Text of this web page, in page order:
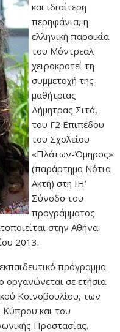
και ιδιαίτερη
περηφάνια, η
ελληνική παροικία
του Μόντρεαλ
χειροκροτεί τη
συμμετοχή της
μαθήτριας
Δήμητρας Σιτά,
του Γ2 Επιπέδου
του Σχολείου
«Πλάτων-Όμηρος»
(παράρτημα Νότια
Ακτή) στη ΙΗ’
Σύνοδο του
προγράμματος
στην Αθήνα
2013.
πρόγραμμα
σε ετήσια
Κοινοβουλίου, των
Κύπρου και του
Προστασίας.